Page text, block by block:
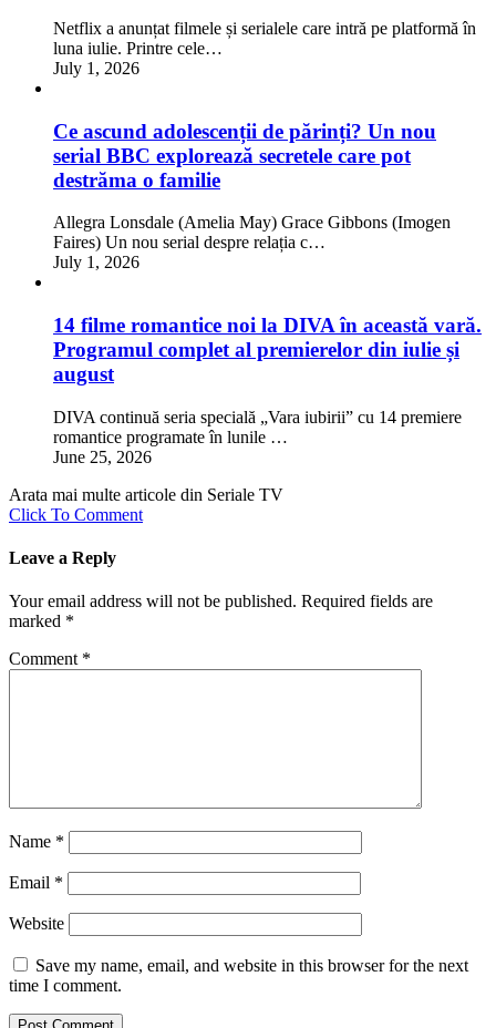
Netflix a anunțat filmele și serialele care intră pe platformă în
luna iulie. Printre cele…
July 1, 2026
Ce ascund adolescenții de părinți? Un nou
serial BBC explorează secretele care pot
destrăma o familie
Allegra Lonsdale (Amelia May) Grace Gibbons (Imogen
Faires) Un nou serial despre relația c…
July 1, 2026
14 filme romantice noi la DIVA în această vară.
Programul complet al premierelor din iulie și
august
DIVA continuă seria specială „Vara iubirii” cu 14 premiere
romantice programate în lunile …
June 25, 2026
Arata mai multe articole din Seriale TV
Click To Comment
Leave a Reply
Your email address will not be published. Required fields are
marked *
Comment *
Name *
Email *
Website
Save my name, email, and website in this browser for the next
time I comment.